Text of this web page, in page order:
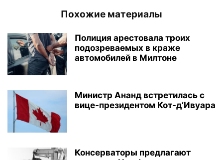
Похожие материалы
Полиция арестовала троих
подозреваемых в краже
автомобилей в Милтоне
Министр Ананд встретилась с
вице-президентом Кот-д’Ивуара
Консерваторы предлагают